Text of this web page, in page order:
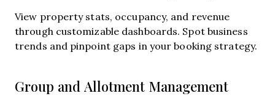
View property stats, occupancy, and revenue
through customizable dashboards. Spot business
trends and pinpoint gaps in your booking strategy.
Group and Allotment Management